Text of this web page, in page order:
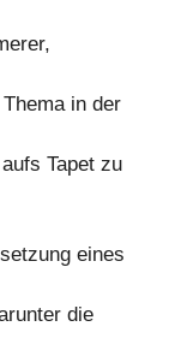
in der
Tapet zu
eines
die